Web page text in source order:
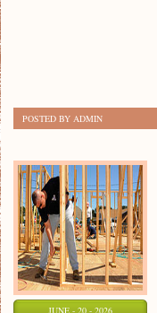
POSTED BY ADMIN
JUNE - 20 - 2026